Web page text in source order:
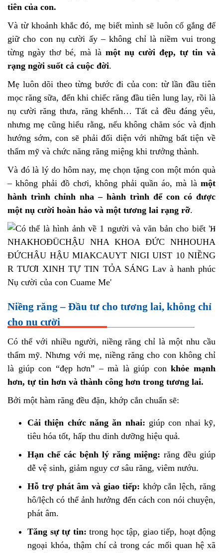
tiên của con.
Và từ khoảnh khắc đó, mẹ biết mình sẽ luôn cố gắng để
giữ cho con nụ cười ấy – không chỉ là niềm vui trong
từng ngày thơ bé, mà là một nụ cười đẹp, tự tin và
rạng ngời suốt cả cuộc đời.
Mẹ luôn dõi theo từng bước đi của con: từ lần đầu tiên
mọc răng sữa, đến khi chiếc răng đầu tiên lung lay, rồi là
nụ cười răng thưa, răng khểnh… Tất cả đều đáng yêu,
nhưng mẹ cũng hiểu rằng, nếu không chăm sóc và định
hướng sớm, con sẽ phải đối diện với những bất tiện về
thẩm mỹ và chức năng răng miệng khi trưởng thành.
Và đó là lý do hôm nay, mẹ chọn tặng con một món quà
– không phải đồ chơi, không phải quần áo, mà là một
hành trình chỉnh nha – hành trình để con có được
một nụ cười hoàn hảo và một tương lai rạng rỡ.
Niềng răng – Đầu tư cho tương lai, không chỉ
cho nụ cười
Có thể với nhiều người, niềng răng chỉ là một nhu cầu
thẩm mỹ. Nhưng với mẹ, niềng răng cho con không chỉ
là giúp con “đẹp hơn” – mà là giúp conkhỏe mạnh
hơn, tự tin hơn và thành công hơn trong tương lai.
Bởi một hàm răng đều đặn, khớp cắn chuẩn sẽ:
Cải thiện chức năng ăn nhai: giúp con nhai kỹ,
tiêu hóa tốt, hấp thu dinh dưỡng hiệu quả.
Hạn chế các bệnh lý răng miệng: răng đều giúp
dễ vệ sinh, giảm nguy cơ sâu răng, viêm nướu.
Hỗ trợ phát âm và giao tiếp: khớp cắn lệch, răng
hô/lệch có thể ảnh hưởng đến cách con nói chuyện,
phát âm.
Tăng sự tự tin: trong học tập, giao tiếp, hoạt động
ngoại khóa, thậm chí cả trong các mối quan hệ xã